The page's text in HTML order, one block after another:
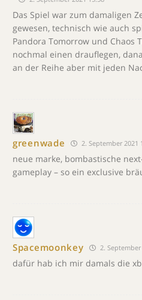
Das Spiel war zum damaligen
gewesen, technisch wie auch
Pandora Tomorrow und Chaos
nochmal einen drauflegen,
an der Reihe aber mit jeden
greenwade 2. September 2021
neue marke, bombastische
gameplay – so ein exclusive
Spacemoonkey 2.
dafür hab ich mir damals die